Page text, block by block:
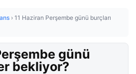
› 11 Haziran Perşembe günü burçları
günü
bekliyor?